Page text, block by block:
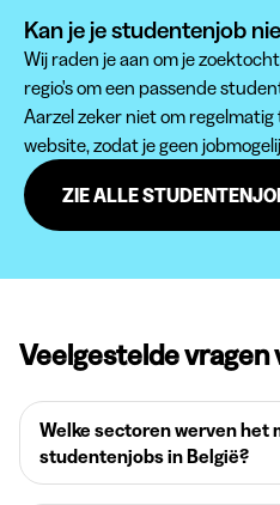
Kan je je studentenjob
Wij raden je aan om je
regio's om een passende
Aarzel zeker niet om
website, zodat je geen
ZIE ALLE
Veelgestelde
Welke sectoren werven het
studentenjobs in België?